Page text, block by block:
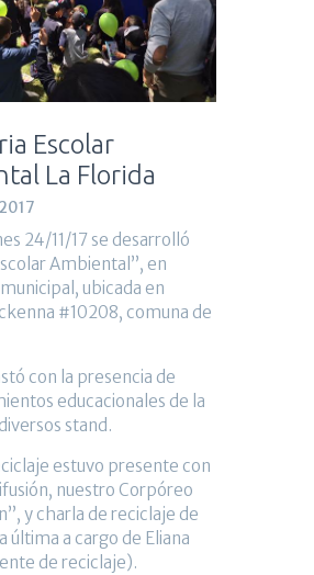
Escolar
La Florida
24/11/17 se desarrolló
Ambiental”, en
ubicada en
#10208, comuna de
con la presencia de
educacionales de la
stand.
estuvo presente con
nuestro Corpóreo
y charla de reciclaje de
última a cargo de Eliana
de reciclaje).